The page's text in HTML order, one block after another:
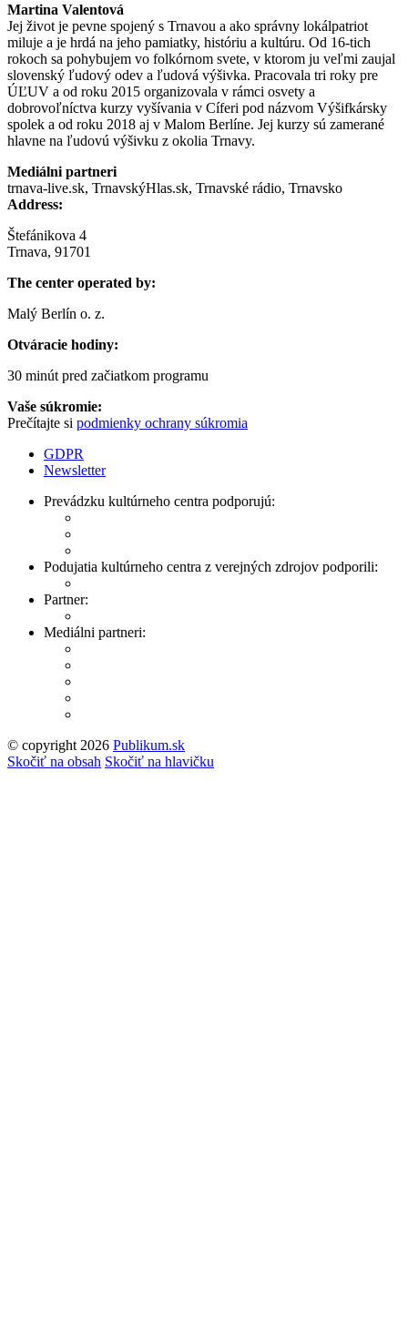
Martina Valentová
Jej život je pevne spojený s Trnavou a ako správny lokálpatriot
miluje a je hrdá na jeho pamiatky, históriu a kultúru. Od 16-tich
rokoch sa pohybujem vo folkórnom svete, v ktorom ju veľmi zaujal
slovenský ľudový odev a ľudová výšivka. Pracovala tri roky pre
ÚĽUV a od roku 2015 organizovala v rámci osvety a
dobrovoľníctva kurzy vyšívania v Cíferi pod názvom Výšifkársky
spolek a od roku 2018 aj v Malom Berlíne. Jej kurzy sú zamerané
hlavne na ľudovú výšivku z okolia Trnavy.
Mediálni partneri
trnava-live.sk, TrnavskýHlas.sk, Trnavské rádio, Trnavsko
Address:
Štefánikova 4
Trnava, 91701
The center operated by:
Malý Berlín o. z.
Otváracie hodiny:
30 minút pred začiatkom programu
Vaše súkromie:
Prečítajte si podmienky ochrany súkromia
GDPR
Newsletter
Prevádzku kultúrneho centra podporujú:
Podujatia kultúrneho centra z verejných zdrojov podporili:
Partner:
Mediálni partneri:
© copyright 2026 Publikum.sk
Tvorba stránok: Enjoy
Skočiť na obsah Skočiť na hlavičku